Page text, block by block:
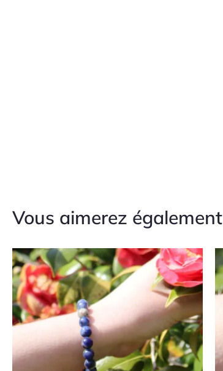
Vous aimerez également